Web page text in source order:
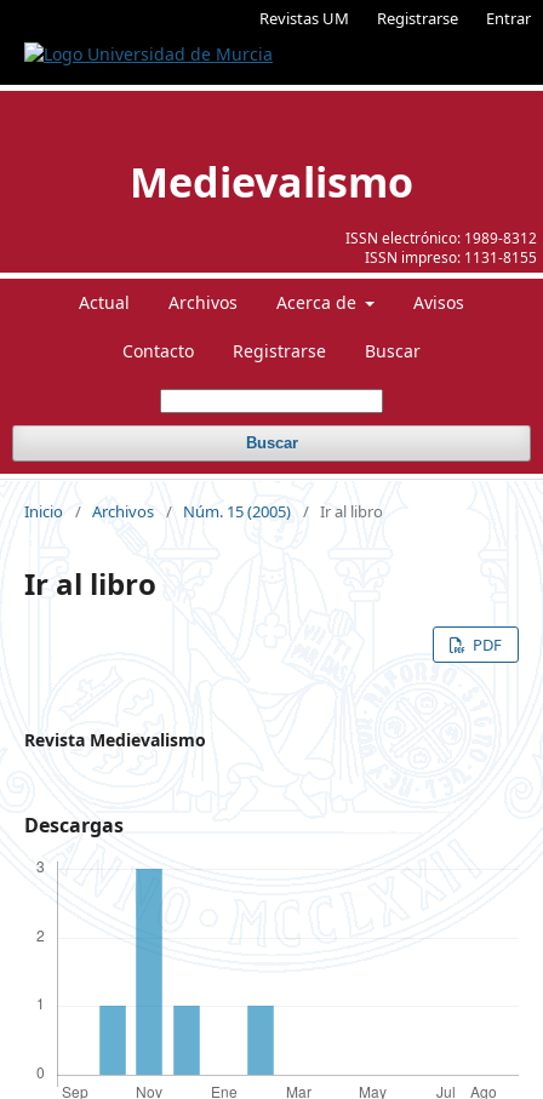
Revistas UM Registrarse Entrar
ISSN electrónico: 1989-8312
ISSN impreso: 1131-8155
Medievalismo
Actual Archivos Acerca de Avisos
Contacto Registrarse Buscar
Buscar
Inicio / Archivos / Núm. 15 (2005) / Ir al libro
Ir al libro
PDF
Revista Medievalismo
Descargas